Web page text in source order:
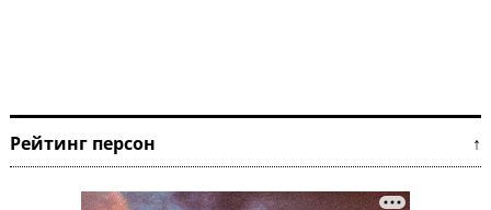
Рейтинг персон ↑